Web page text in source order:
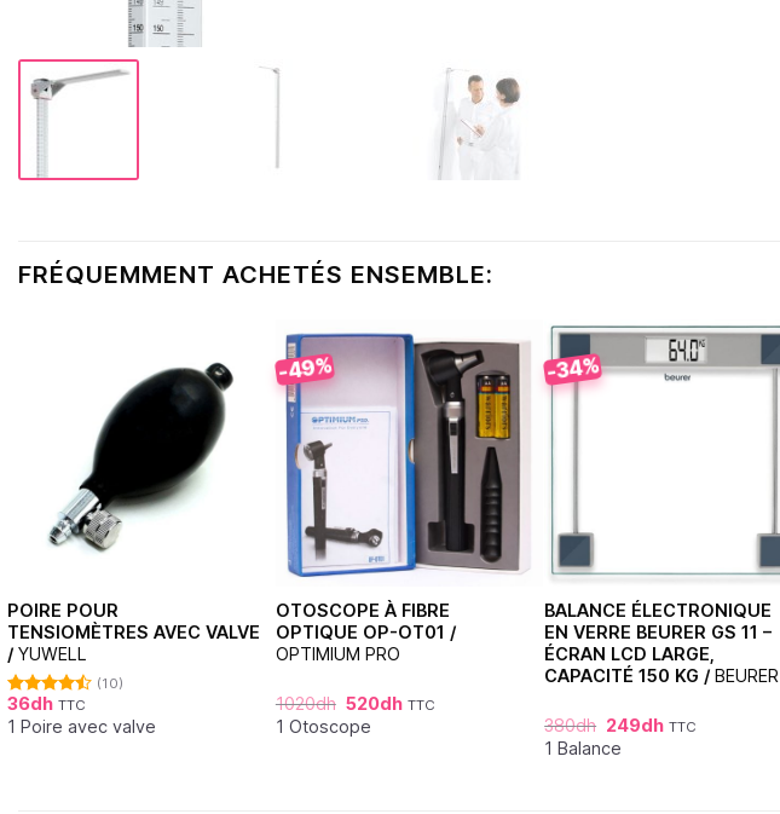
FRÉQUEMMENT ACHETÉS ENSEMBLE:
POIRE POUR
TENSIOMÈTRES AVEC VALVE
/ YUWELL
Note4.50
sur 5
(10)
36dh TTC
1 Poire avec valve
-49%
OTOSCOPE À FIBRE
OPTIQUE OP-OT01 /
OPTIMIUM PRO
1020dh 520dh TTC
1 Otoscope
-34%
BALANCE ÉLECTRONIQUE
EN VERRE BEURER GS 11 –
ÉCRAN LCD LARGE,
CAPACITÉ 150 KG /BEURER
380dh 249dh TTC
1 Balance